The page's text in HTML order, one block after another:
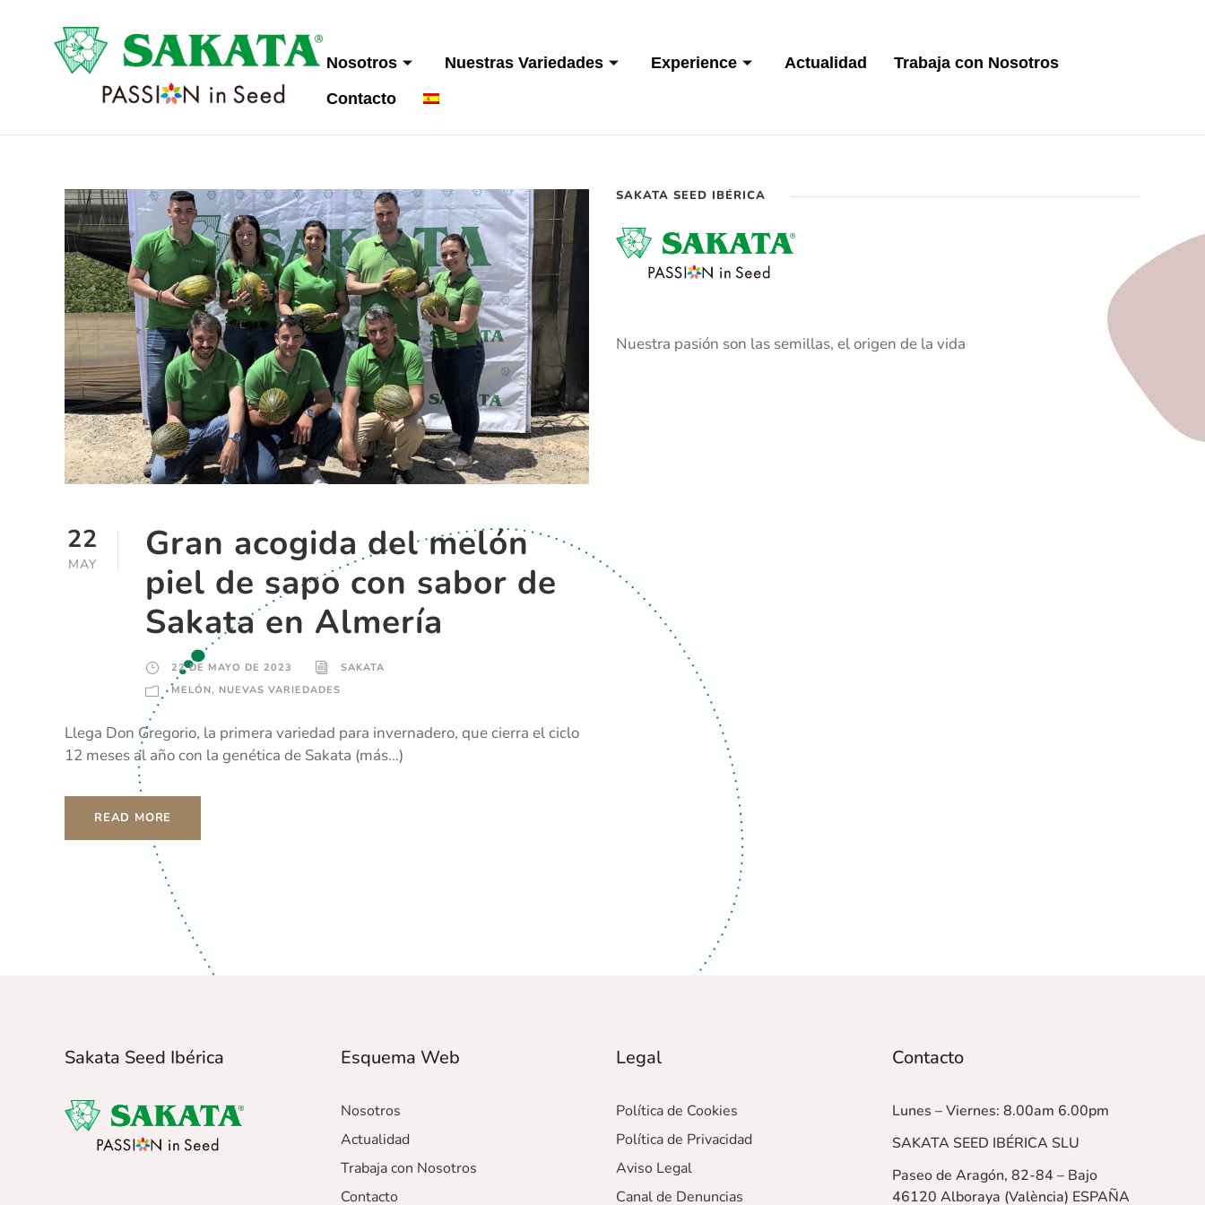
Nosotros Nuestras Variedades Experience Actualidad
Trabaja con Nosotros
Contacto
22
MAY
Gran acogida del melón
piel de sapo con sabor de
Sakata en Almería
22 DE MAYO DE 2023
SAKATA
MELÓN, NUEVAS VARIEDADES
Llega Don Gregorio, la primera variedad para invernadero, que cierra el ciclo
12 meses al año con la genética de Sakata (más…)
READ MORE
SAKATA SEED IBÉRICA
Nuestra pasión son las semillas, el origen de la vida
Sakata Seed Ibérica Esquema Web
Nosotros
Actualidad
Trabaja con Nosotros
Contacto
Legal
Política de Cookies
Política de Privacidad
Aviso Legal
Canal de Denuncias
Contacto
Lunes – Viernes: 8.00am 6.00pm
SAKATA SEED IBÉRICA SLU
Paseo de Aragón, 82-84 – Bajo
46120 Alboraya (València) ESPAÑA